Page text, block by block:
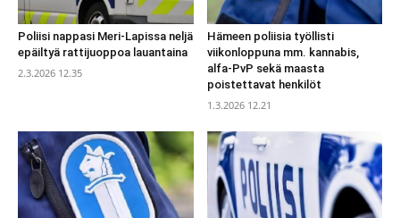
Poliisi nappasi Meri-Lapissa neljä
epäiltyä rattijuoppoa lauantaina
2.3.2026 12.35
Hämeen poliisia työllisti
viikonloppuna mm. kannabis,
alfa-PvP sekä maasta
poistettavat henkilöt
1.3.2026 12.21